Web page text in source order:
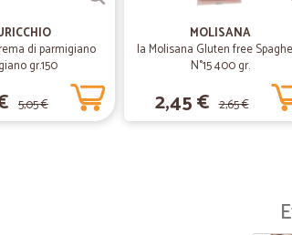
di parmigiano
gr.150
5,05 €
MOLISANA
la Molisana Gluten free
N°15 400 gr.
2,45 € 2,65 €